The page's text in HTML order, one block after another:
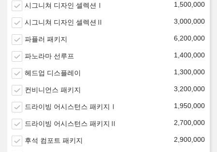
시그니쳐 디자인 셀렉션Ⅰ 1,500,000
시그니쳐 디자인 셀렉션Ⅱ 3,000,000
파퓰러 패키지 6,200,000
파노라마 선루프 1,400,000
헤드업 디스플레이 1,300,000
컨비니언스 패키지 3,200,000
드라이빙 어시스턴스 패키지Ⅰ 1,950,000
드라이빙 어시스턴스 패키지Ⅱ 2,700,000
후석 컴포트 패키지 2,900,000